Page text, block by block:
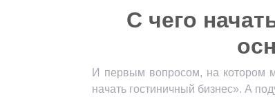
С чего
И первым вопросом, на котором
начать гостиничный бизнес». А